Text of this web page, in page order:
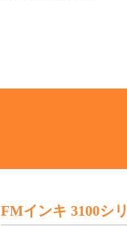
FMインキ 3100シ